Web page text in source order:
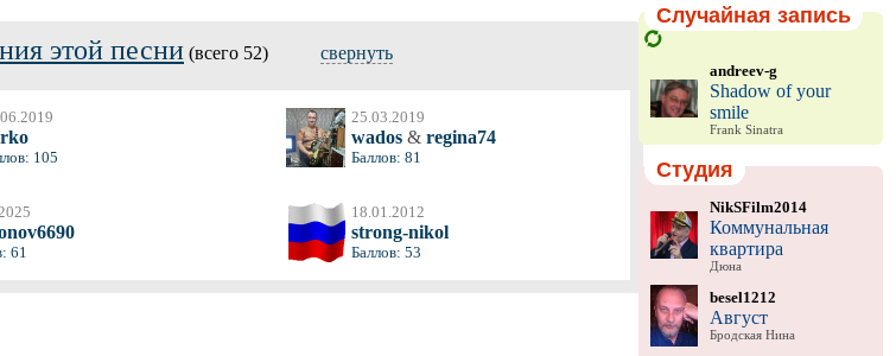
этой песни (всего 52) свернуть
105
25.03.2019
wados &regina74
Баллов: 81
61
18.01.2012
strong-nikol
Баллов: 53
Случайная запись
andreev-g
Shadow of your
smile
Frank Sinatra
Студия
NikSFilm2014
Коммунальная
квартира
Дюна
besel1212
Август
Бродская Нина